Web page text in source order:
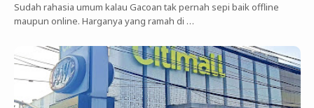
Sudah rahasia umum kalau Gacoan tak pernah sepi baik offline
maupun online. Harganya yang ramah di …